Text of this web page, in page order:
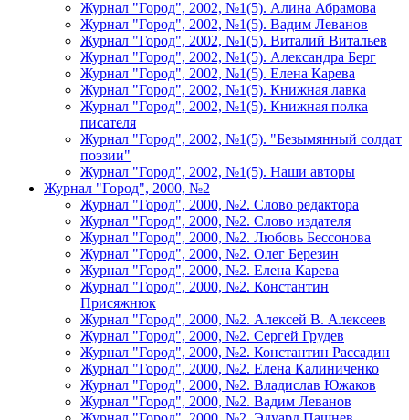
Журнал "Город", 2002, №1(5). Алина Абрамова
Журнал "Город", 2002, №1(5). Вадим Леванов
Журнал "Город", 2002, №1(5). Виталий Витальев
Журнал "Город", 2002, №1(5). Александра Берг
Журнал "Город", 2002, №1(5). Елена Карева
Журнал "Город", 2002, №1(5). Книжная лавка
Журнал "Город", 2002, №1(5). Книжная полка
писателя
Журнал "Город", 2002, №1(5). "Безымянный солдат
поэзии"
Журнал "Город", 2002, №1(5). Наши авторы
Журнал "Город", 2000, №2
Журнал "Город", 2000, №2. Слово редактора
Журнал "Город", 2000, №2. Слово издателя
Журнал "Город", 2000, №2. Любовь Бессонова
Журнал "Город", 2000, №2. Олег Березин
Журнал "Город", 2000, №2. Елена Карева
Журнал "Город", 2000, №2. Константин
Присяжнюк
Журнал "Город", 2000, №2. Алексей В. Алексеев
Журнал "Город", 2000, №2. Сергей Грудев
Журнал "Город", 2000, №2. Константин Рассадин
Журнал "Город", 2000, №2. Елена Калиниченко
Журнал "Город", 2000, №2. Владислав Южаков
Журнал "Город", 2000, №2. Вадим Леванов